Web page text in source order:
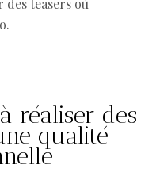
teasers où
réaliser des
qualité